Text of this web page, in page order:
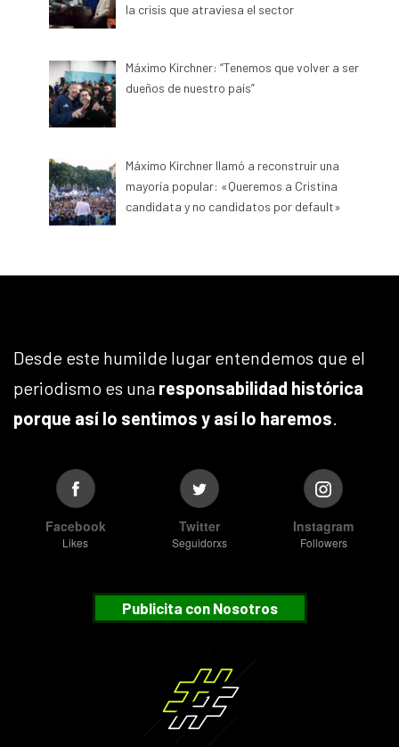
la crisis que atraviesa el sector
Máximo Kirchner: “Tenemos que volver a ser
dueños de nuestro país”
Máximo Kirchner llamó a reconstruir una
mayoría popular: «Queremos a Cristina
candidata y no candidatos por default»
Desde este humilde lugar entendemos que el
periodismo es una responsabilidad histórica
porque así lo sentimos y así lo haremos.
Facebook
Likes
Twitter
Seguidorxs
Instagram
Followers
Publicita con Nosotros